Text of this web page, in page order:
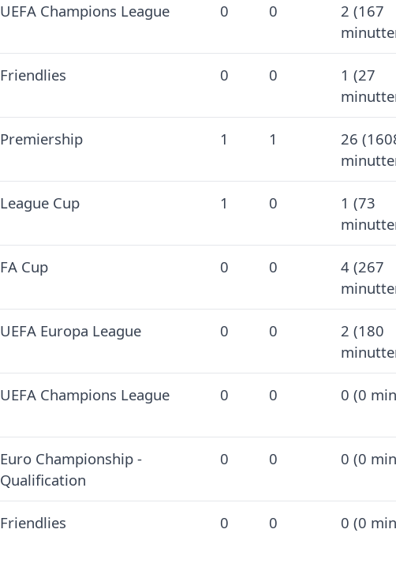
UEFA Champions League 0 0
2 (167
Friendlies 0 0
1 (27
Premiership 1 1
26
League Cup 1 0
1 (73
FA Cup 0 0
4 (267
UEFA Europa League 0 0
2 (180
UEFA Champions League 0 0 0 (0
Euro Championship -
Qualification
0 0 0 (0
Friendlies 0 0 0 (0